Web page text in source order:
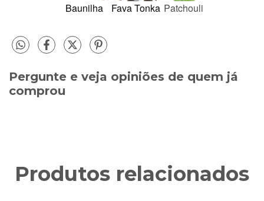
Baunilha Fava Tonka Patchouli
Pergunte e veja opiniões de quem já
comprou
Produtos relacionados